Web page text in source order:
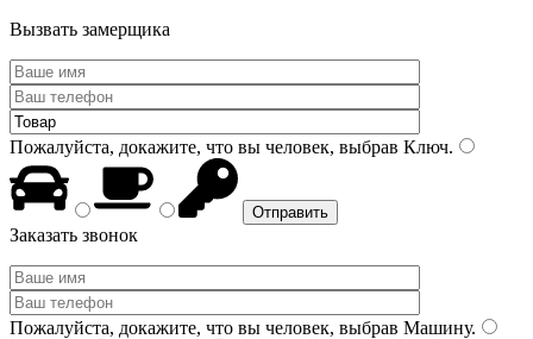
Вызвать замерщика
Пожалуйста, докажите, что вы человек, выбрав Ключ.
Заказать звонок
Пожалуйста, докажите, что вы человек, выбрав Машину.